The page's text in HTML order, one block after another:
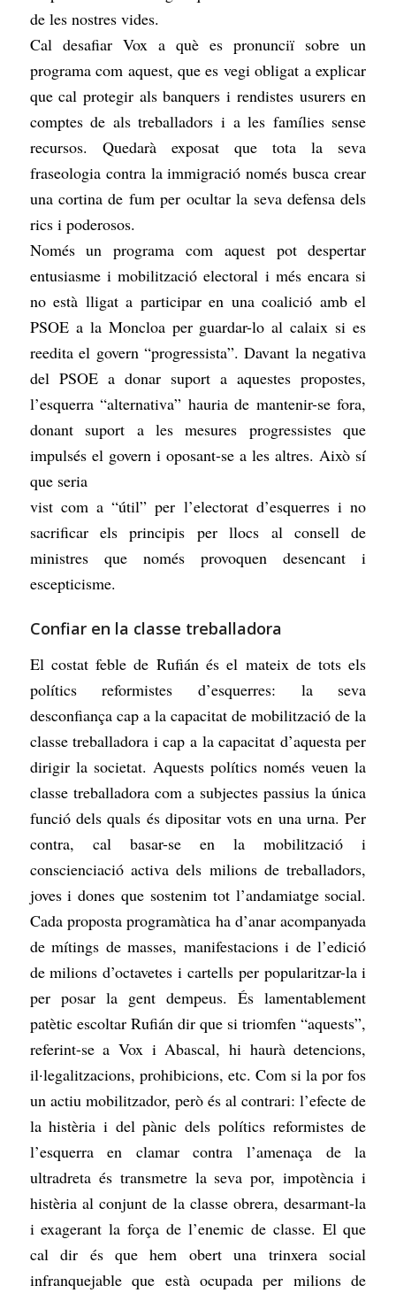
de les nostres vides.
Cal desafiar Vox a què es pronunciï sobre un
programa com aquest, que es vegi obligat a explicar
que cal protegir als banquers i rendistes usurers en
comptes de als treballadors i a les famílies sense
recursos. Quedarà exposat que tota la seva
fraseologia contra la immigració només busca crear
una cortina de fum per ocultar la seva defensa dels
rics i poderosos.
Només un programa com aquest pot despertar
entusiasme i mobilització electoral i més encara si
no està lligat a participar en una coalició amb el
PSOE a la Moncloa per guardar-lo al calaix si es
reedita el govern “progressista”. Davant la negativa
del PSOE a donar suport a aquestes propostes,
l’esquerra “alternativa” hauria de mantenir-se fora,
donant suport a les mesures progressistes que
impulsés el govern i oposant-se a les altres. Això sí
que seria
vist com a “útil” per l’electorat d’esquerres i no
sacrificar els principis per llocs al consell de
ministres que només provoquen desencant i
escepticisme.
Confiar en la classe treballadora
El costat feble de Rufián és el mateix de tots els
polítics reformistes d’esquerres: la seva
desconfiança cap a la capacitat de mobilització de la
classe treballadora i cap a la capacitat d’aquesta per
dirigir la societat. Aquests polítics només veuen la
classe treballadora com a subjectes passius la única
funció dels quals és dipositar vots en una urna. Per
contra, cal basar-se en la mobilització i
conscienciació activa dels milions de treballadors,
joves i dones que sostenim tot l’andamiatge social.
Cada proposta programàtica ha d’anar acompanyada
de mítings de masses, manifestacions i de l’edició
de milions d’octavetes i cartells per popularitzar-la i
per posar la gent dempeus. És lamentablement
patètic escoltar Rufián dir que si triomfen “aquests”,
referint-se a Vox i Abascal, hi haurà detencions,
il·legalitzacions, prohibicions, etc. Com si la por fos
un actiu mobilitzador, però és al contrari: l’efecte de
la histèria i del pànic dels polítics reformistes de
l’esquerra en clamar contra l’amenaça de la
ultradreta és transmetre la seva por, impotència i
histèria al conjunt de la classe obrera, desarmant-la
i exagerant la força de l’enemic de classe. El que
cal dir és que hem obert una trinxera social
infranquejable que està ocupada per milions de